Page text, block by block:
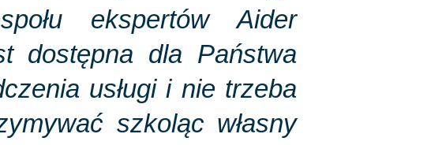
ekspertów
Aider
dostępna dla Państwa
usługi i nie trzeba
szkoląc własny